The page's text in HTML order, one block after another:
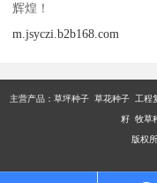
辉煌！
m.jsyczi.b2b168.com
主营产品： 草坪种子 草花种子 工程
籽 牧草
版权